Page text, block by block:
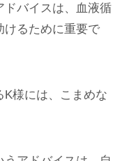
ドバイスは、血液循
けるために重要で
様には、こまめな